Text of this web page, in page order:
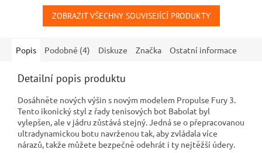
ZOBRAZIT VŠECHNY SOUVISEJÍCÍ PRODUKTY
Popis Podobné (4) Diskuze Značka Ostatní informace
Detailní popis produktu
Dosáhněte nových výšin s novým modelem Propulse Fury 3.
Tento ikonický styl z řady tenisových bot Babolat byl
vylepšen, ale v jádru zůstává stejný. Jedná se o přepracovanou
ultradynamickou botu navrženou tak, aby zvládala více
nárazů, takže můžete bezpečně odehrát i ty nejtěžší údery.